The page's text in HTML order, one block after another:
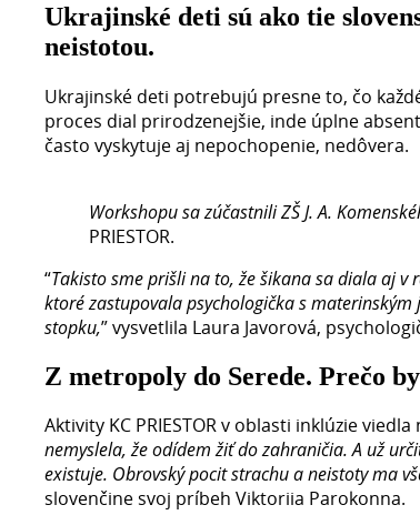
Ukrajinské deti sú ako tie
neistotou.
Ukrajinské deti potrebujú presne to, čo
proces dial prirodzenejšie, inde úplne
často vyskytuje aj nepochopenie, nedôvera.
Workshopu sa zúčastnili ZŠ J. A.
PRIESTOR.
“Takisto sme prišli na to, že šikana sa diala aj
ktoré zastupovala psychologička s
stopku,” vysvetlila Laura Javorová,
Z metropoly do Serede. Prečo
Aktivity KC PRIESTOR v oblasti inklúzie
nemyslela, že odídem žiť do zahraničia. A už
existuje. Obrovský pocit strachu a neistoty ma
slovenčine svoj príbeh Viktoriia Parokonna.